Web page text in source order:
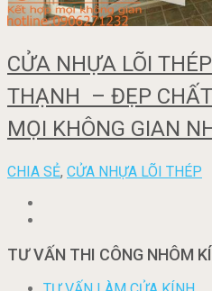
CỬA NHỰA LÕI
THẠNH – ĐẸP
MỌI KHÔNG GIAN
CHIA SẺ, CỬA NHỰA LÕI THÉP
TƯ VẤN THI CÔNG NHÔM